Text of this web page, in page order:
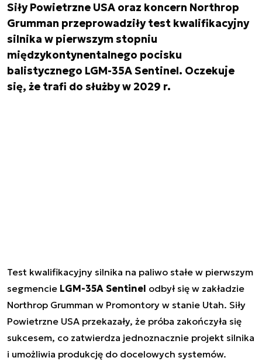
Siły Powietrzne USA oraz koncern Northrop
Grumman przeprowadziły test kwalifikacyjny
silnika w pierwszym stopniu
międzykontynentalnego pocisku
balistycznego LGM-35A Sentinel. Oczekuje
się, że trafi do służby w 2029 r.
Test kwalifikacyjny silnika na paliwo stałe w pierwszym
segmencie LGM-35A Sentinel odbył się w zakładzie
Northrop Grumman w Promontory w stanie Utah. Siły
Powietrzne USA przekazały, że próba zakończyła się
sukcesem, co zatwierdza jednoznacznie projekt silnika
i umożliwia produkcję do docelowych systemów.